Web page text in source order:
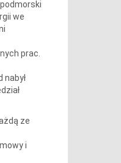
we
prac.
ze
i